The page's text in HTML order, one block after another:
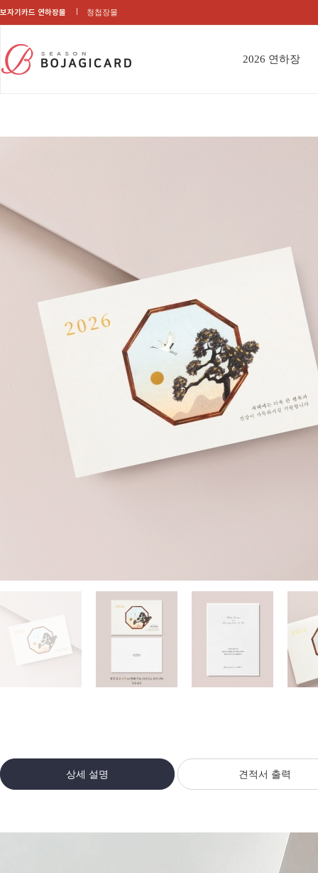
보자기카드 연하장몰 청첩장몰
2026 연하장
상세 설명 견적서 출력